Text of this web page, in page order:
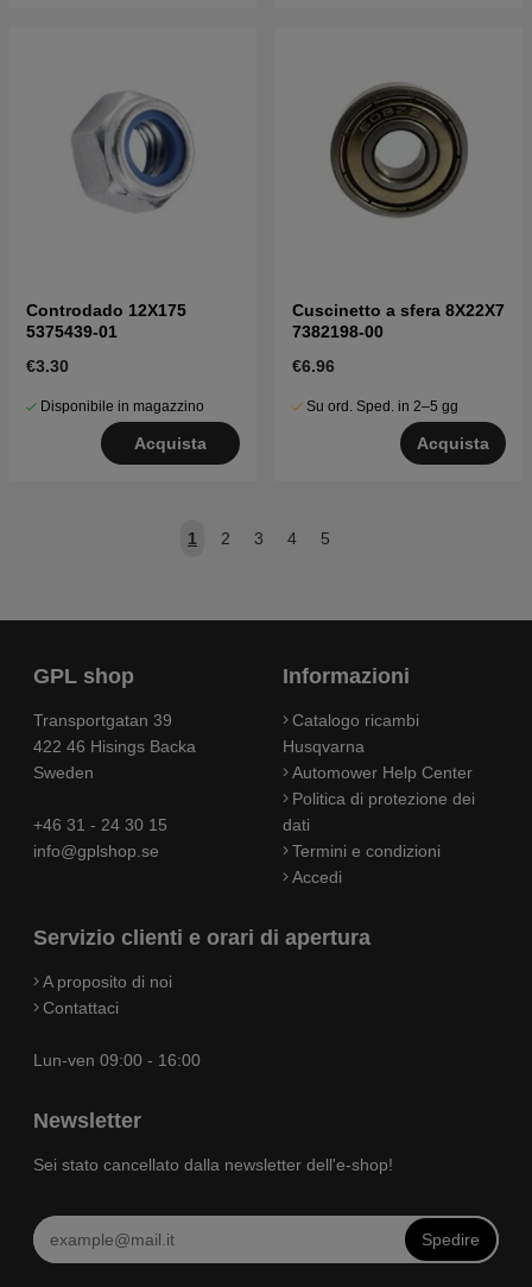
Controdado 12X175
5375439-01
€3.30
Disponibile in magazzino
Acquista
Cuscinetto a sfera 8X22X7
7382198-00
€6.96
Su ord. Sped. in 2–5 gg
Acquista
1 2 3 4 5
GPL shop
Transportgatan 39
422 46 Hisings Backa
Sweden
+46 31 - 24 30 15
info@gplshop.se
Informazioni
Catalogo ricambi
Husqvarna
Automower Help Center
Politica di protezione dei
dati
Termini e condizioni
Accedi
Servizio clienti e orari di apertura
A proposito di noi
Contattaci
Lun-ven 09:00 - 16:00
Newsletter
Sei stato cancellato dalla newsletter dell'e-shop!
Spedire